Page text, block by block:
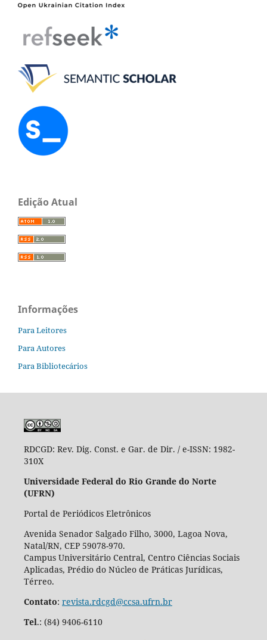
Edição Atual
Informações
Para Leitores
Para Autores
Para Bibliotecários
RDCGD: Rev. Dig. Const. e Gar. de Dir. / e-ISSN: 1982-
310X
Universidade Federal do Rio Grande do Norte
(UFRN)
Portal de Periódicos Eletrônicos
Avenida Senador Salgado Filho, 3000, Lagoa Nova,
Natal/RN, CEP 59078-970.
Campus Universitário Central, Centro Ciências Sociais
Aplicadas, Prédio do Núcleo de Práticas Jurídicas,
Térreo.
Contato: revista.rdcgd@ccsa.ufrn.br
Tel.: (84) 9406-6110